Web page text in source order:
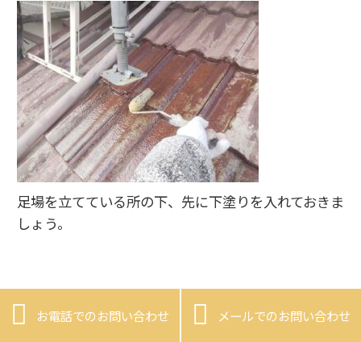
足場を立てている所の下、先に下塗りを入れておきま
しょう。
モニエル屋根 下塗り ６日目
 お電話でのお問い合わせ  メールでのお問い合わせ